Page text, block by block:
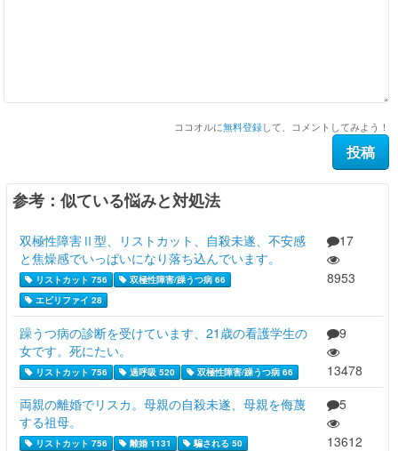
ココオルに無料登録して、コメントしてみよう！
参考：似ている悩みと対処法
双極性障害Ⅱ型、リストカット、自殺未遂、不安感
と焦燥感でいっぱいになり落ち込んでいます。
リストカット 756
双極性障害/躁うつ病 66
エビリファイ 28
17
8953
躁うつ病の診断を受けています、21歳の看護学生の
女です。死にたい。
リストカット 756 過呼吸 520 双極性障害/躁うつ病 66
9
13478
両親の離婚でリスカ。母親の自殺未遂、母親を侮蔑
する祖母。
リストカット 756 離婚 1131 騙される 50
5
13612